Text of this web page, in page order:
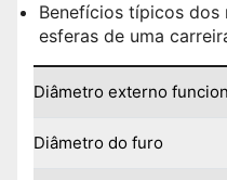
Benefícios típicos
esferas de uma
Diâmetro externo
Diâmetro do furo